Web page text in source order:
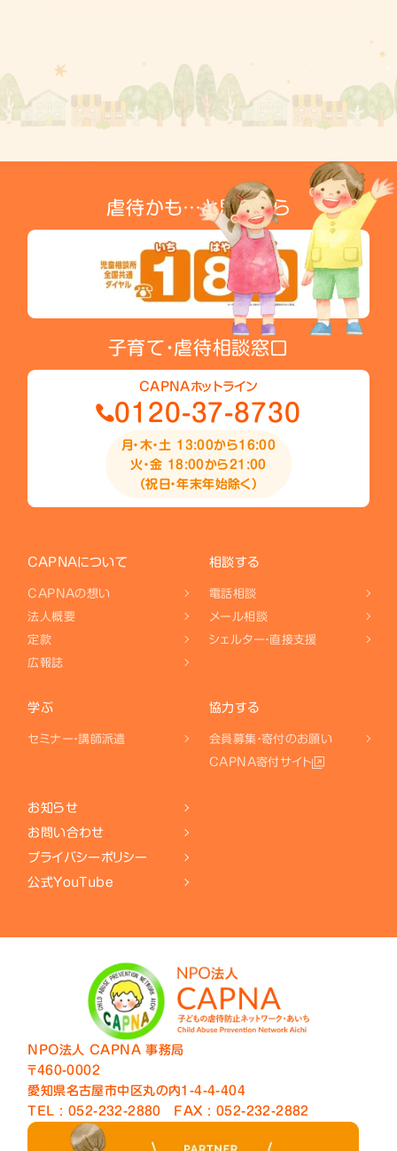
虐待かも…と思ったら
子育て・虐待相談窓口
CAPNAホットライン
0120-37-8730
月・木・土 13:00から16:00
火・金 18:00から21:00
（祝日・年末年始除く）
CAPNAについて
CAPNAの想い
法人概要
定款
広報誌
相談する
電話相談
メール相談
シェルター・直接支援
学ぶ
セミナー・講師派遣
協力する
会員募集・寄付のお願い
CAPNA寄付サイト
お知らせ
お問い合わせ
プライバシーポリシー
公式YouTube
NPO法人 CAPNA 事務局
〒460-0002
愛知県名古屋市中区丸の内1-4-4-404
TEL : 052-232-2880 FAX : 052-232-2882